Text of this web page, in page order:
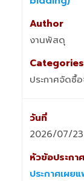
งานพัสดุ
ประกาศจัดซื้
2026/07/23
ประกาศเผย